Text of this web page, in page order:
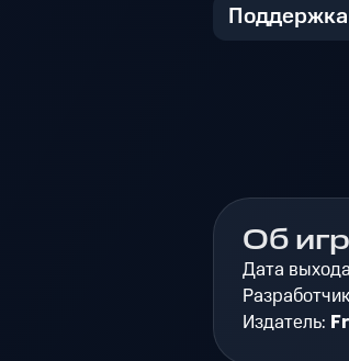
Об
Дата
Издатель: